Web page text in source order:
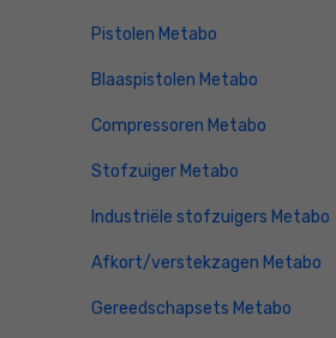
Pistolen Metabo
Blaaspistolen Metabo
Compressoren Metabo
Stofzuiger Metabo
Industriële stofzuigers Metabo
Afkort/verstekzagen Metabo
Gereedschapsets Metabo